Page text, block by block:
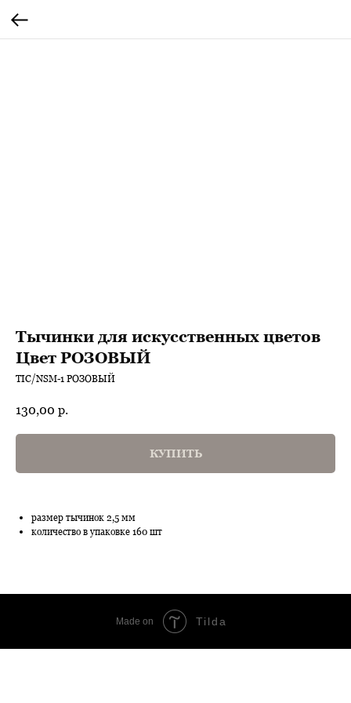
Тычинки для искусственных цветов
Цвет РОЗОВЫЙ
TIC/NSM-1 РОЗОВЫЙ
130,00 р.
КУПИТЬ
размер тычинок 2,5 мм
количество в упаковке 160 шт
Made on Tilda